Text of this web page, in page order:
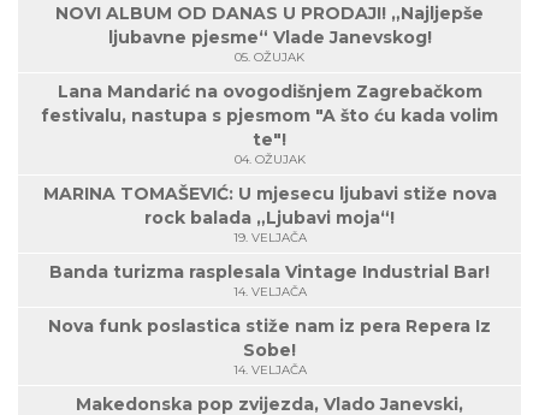
NOVI ALBUM OD DANAS U PRODAJI! „Najljepše
ljubavne pjesme“ Vlade Janevskog!
05. OŽUJAK
Lana Mandarić na ovogodišnjem Zagrebačkom
festivalu, nastupa s pjesmom "A što ću kada volim
te"!
04. OŽUJAK
MARINA TOMAŠEVIĆ: U mjesecu ljubavi stiže nova
rock balada „Ljubavi moja“!
19. VELJAČA
Banda turizma rasplesala Vintage Industrial Bar!
14. VELJAČA
Nova funk poslastica stiže nam iz pera Repera Iz
Sobe!
14. VELJAČA
Makedonska pop zvijezda, Vlado Janevski,